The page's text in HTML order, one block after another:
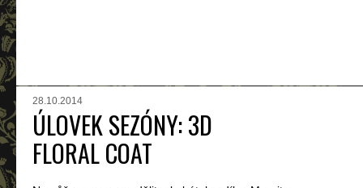
28.10.2014
ÚLOVEK SEZÓNY: 3D
FLORAL COAT